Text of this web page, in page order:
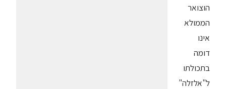
הוצואר
הממולא
אינו
דומה
בתכולתו
ל"אלזלה"